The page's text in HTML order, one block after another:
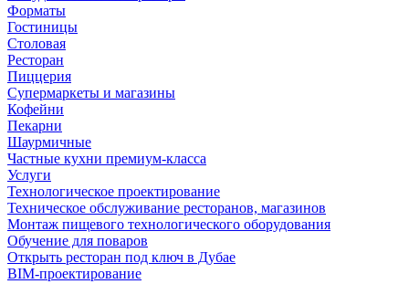
Форматы
Гостиницы
Столовая
Ресторан
Пиццерия
Супермаркеты и магазины
Кофейни
Пекарни
Шаурмичные
Частные кухни премиум-класса
Услуги
Технологическое проектирование
Техническое обслуживание ресторанов, магазинов
Монтаж пищевого технологического оборудования
Обучение для поваров
Открыть ресторан под ключ в Дубае
BIM-проектирование